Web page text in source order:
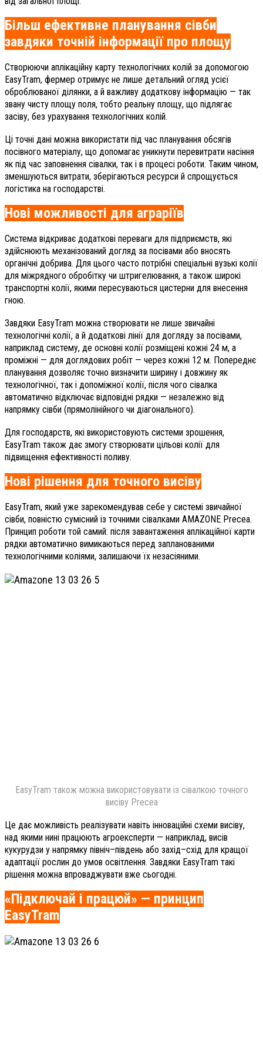
Більш ефективне планування сівби
завдяки точній інформації про площу
Створюючи аплікаційну карту технологічних колій за допомогою
EasyTram, фермер отримує не лише детальний огляд усієї
оброблюваної ділянки, а й важливу додаткову інформацію — так
звану чисту площу поля, тобто реальну площу, що підлягає
засіву, без урахування технологічних колій.
Ці точні дані можна використати під час планування обсягів
посівного матеріалу, що допомагає уникнути перевитрати насіння
як під час заповнення сівалки, так і в процесі роботи. Таким чином,
зменшуються витрати, зберігаються ресурси й спрощується
логістика на господарстві.
Нові можливості для аграріїв
Система відкриває додаткові переваги для підприємств, які
здійснюють механізований догляд за посівами або вносять
органічні добрива. Для цього часто потрібні спеціальні вузькі колії
для міжрядного обробітку чи штригелювання, а також широкі
транспортні колії, якими пересуваються цистерни для внесення
гною.
Завдяки EasyTram можна створювати не лише звичайні
технологічні колії, а й додаткові лінії для догляду за посівами,
наприклад систему, де основні колії розміщені кожні 24 м, а
проміжні — для доглядових робіт — через кожні 12 м. Попереднє
планування дозволяє точно визначити ширину і довжину як
технологічної, так і допоміжної колії, після чого сівалка
автоматично відключає відповідні рядки — незалежно від
напрямку сівби (прямолінійного чи діагонального).
Для господарств, які використовують системи зрошення,
EasyTram також дає змогу створювати цільові колії для
підвищення ефективності поливу.
Нові рішення для точного висіву
EasyTram, який уже зарекомендував себе у системі звичайної
сівби, повністю сумісний із точними сівалками AMAZONE Precea.
Принцип роботи той самий: після завантаження аплікаційної карти
рядки автоматично вимикаються перед запланованими
технологічними коліями, залишаючи їх незасіяними.
EasyTram також можна використовувати із сівалкою точного
висіву Precea
Це дає можливість реалізувати навіть інноваційні схеми висіву,
над якими нині працюють агроексперти — наприклад, висів
кукурудзи у напрямку північ–південь або захід–схід для кращої
адаптації рослин до умов освітлення. Завдяки EasyTram такі
рішення можна впроваджувати вже сьогодні.
«Підключай і працюй» — принцип
EasyTram